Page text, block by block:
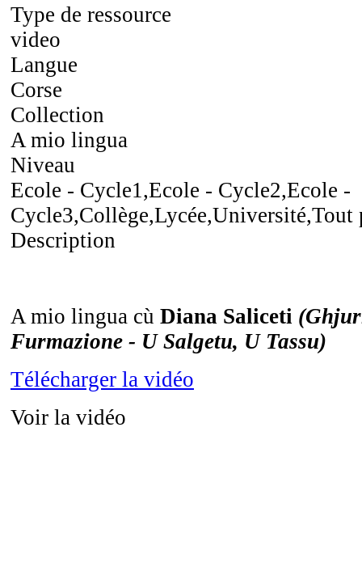
Type de ressource
video
Langue
Corse
Collection
A mio lingua
Niveau
Ecole - Cycle1,Ecole - Cycle2,Ecole -
Cycle3,Collège,Lycée,Université,Tout
Description
A mio lingua cù Diana Saliceti
Furmazione - U Salgetu, U Tassu)
Télécharger la vidéo
Voir la vidéo